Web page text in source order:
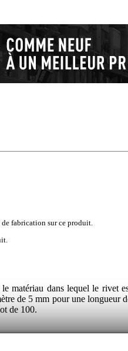
fabrication sur ce produit.
matériau dans lequel le rivet
de 5 mm pour une longueur
de 100.